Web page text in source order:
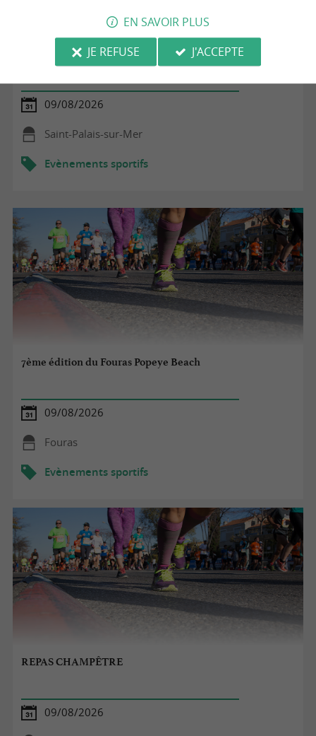
Spectacle Guignol - Furlan
09/08/2026
Saint-Palais-sur-Mer
Evènements sportifs
7ème édition du Fouras Popeye Beach
09/08/2026
Fouras
Evènements sportifs
REPAS CHAMPÊTRE
09/08/2026
EN SAVOIR PLUS
JE REFUSE
J'ACCEPTE